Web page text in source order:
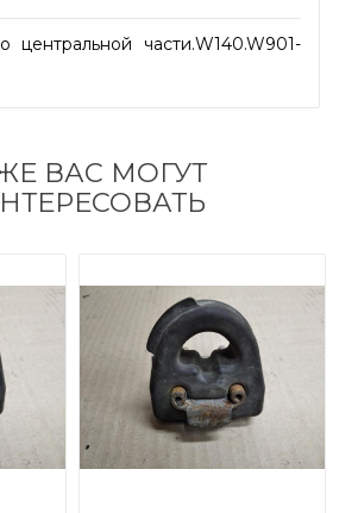
центральной части.W140.W901-
ВАС МОГУТ